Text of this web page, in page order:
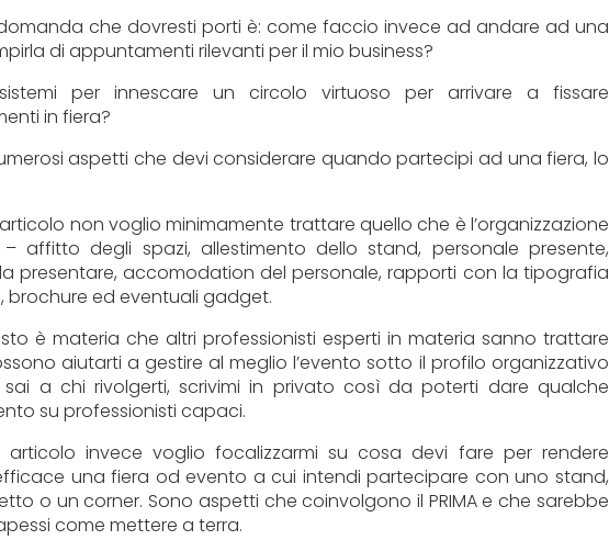
che dovresti porti è: come faccio invece ad andare ad una
di appuntamenti rilevanti per il mio business?
per innescare un circolo virtuoso per arrivare a fissare
in fiera?
aspetti che devi considerare quando partecipi ad una fiera, lo
non voglio minimamente trattare quello che è l’organizzazione
– affitto degli spazi, allestimento dello stand, personale presente,
presentare, accomodation del personale, rapporti con la tipografia
brochure ed eventuali gadget.
è materia che altri professionisti esperti in materia sanno trattare
aiutarti a gestire al meglio l’evento sotto il profilo organizzativo
a chi rivolgerti, scrivimi in privato così da poterti dare qualche
su professionisti capaci.
articolo invece voglio focalizzarmi su cosa devi fare per rendere
una fiera od evento a cui intendi partecipare con uno stand,
o un corner. Sono aspetti che coinvolgono il PRIMA e che sarebbe
come mettere a terra.